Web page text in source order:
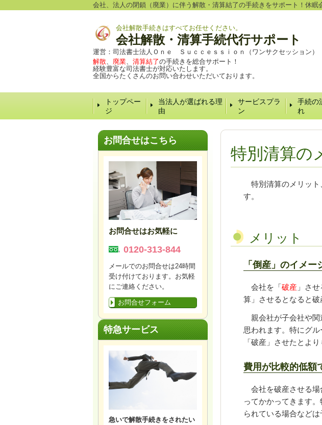
会社、法人の閉鎖（廃業）に伴う解散・清算結了の手続きをサポート！休
会社解散手続きはすべてお任せください。
会社解散・清算手続代行サポート
運営：司法書士法人Ｏｎｅ Ｓｕｃｃｅｓｓｉｏｎ（ワンサクセッション）
解散、 廃業、 清算結了の手続きを総合サポート！
経験豊富な司法書士が対応いたします。
全国からたくさんのお問い合わせいただいております。
トップペー
ジ
当法人が選ばれる理
由
サービスプラ
ン
手続の
れ
特別清算の
特別清算のメリット
す。
メリット
「倒産」のイメー
会社を「破産 」さ
算」させるとなると破
親会社が子会社や関
思われます。特にグ
「破産」させたとよ
費用が比較的低額
会社を破産させる場
ってかかってきます
られている場合などは
お問合せはこちら
お問合せはお気軽に
0120-313-844
メールでのお問合せは24時間
受け付けております。お気軽
にご連絡ください。
お問合せフォーム
特急サービス
急いで解散手続きをされたい